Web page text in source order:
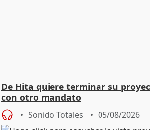
De Hita quiere terminar su
con otro mandato
Sonido Totales 05/08/2026